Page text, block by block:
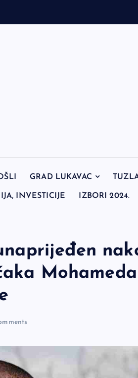
GRAD LUKAVAC
INVESTICIJE IZBORI 2024.
Mohameda